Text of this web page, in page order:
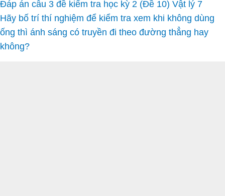
Đáp án câu 3 đề kiểm tra học kỳ 2 (Đề 10) Vật lý 7
Hãy bố trí thí nghiệm để kiểm tra xem khi không dùng
ống thì ánh sáng có truyền đi theo đường thẳng hay
không?